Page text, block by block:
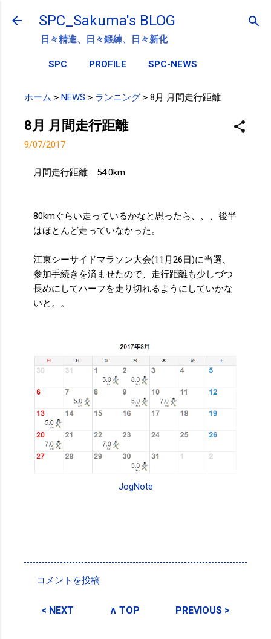
スキップしてメイン コンテンツに移動
SPC_Sakuma's BLOG
日々精進、日々鍛練、日々新化
SPC PROFILE SPC-NEWS
ホーム > NEWS > ランニング > 8月 月間走行距離
8月 月間走行距離
9/07/2017
月間走行距離 54.0km
80kmぐらい走っているかなと思ったら、、、後半
はほとんど走っていなかった。
江東シーサイドマラソン大会(11月26日)に当選、
参加手続きを済ませたので、走行距離も少しづつ
長めにしてハーフを走り切れるようにしていかな
いと。。
JogNote
メ
コメントを投稿
< NEXT ∧ TOP PREVIOUS >